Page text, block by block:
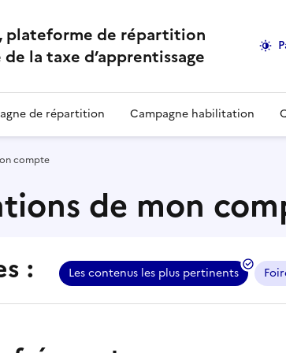
plateforme de répartition
la taxe d’apprentissage
de répartition Campagne habilitation
compte
de mon
:
et consulter les contenus associés
Les contenus les plus pertinents